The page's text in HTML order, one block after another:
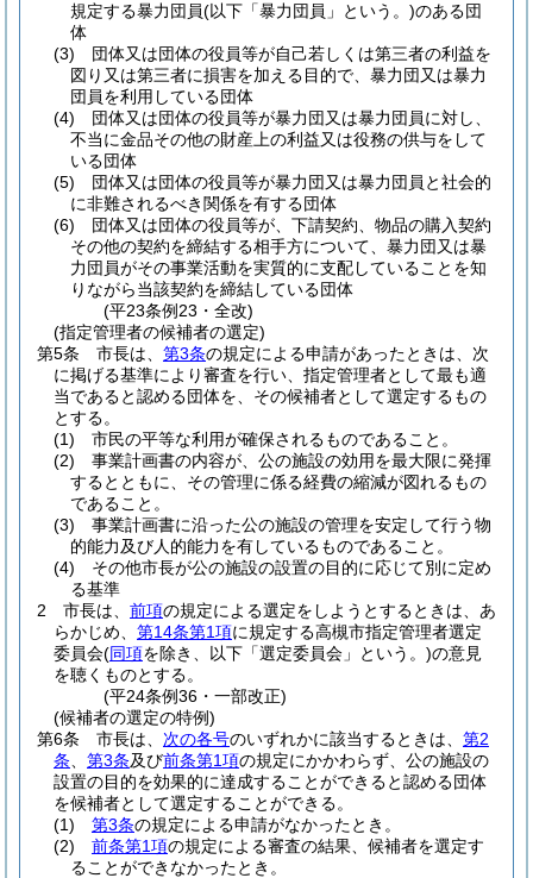
規定する暴力団員(以下「暴力団員」という。)のある団
体
(3)
団体又は団体の役員等が自己若しくは第三者の利益を
図り又は第三者に損害を加える目的で、暴力団又は暴力
団員を利用している団体
(4)
団体又は団体の役員等が暴力団又は暴力団員に対し、
不当に金品その他の財産上の利益又は役務の供与をして
いる団体
(5)
団体又は団体の役員等が暴力団又は暴力団員と社会的
に非難されるべき関係を有する団体
(6)
団体又は団体の役員等が、下請契約、物品の購入契約
その他の契約を締結する相手方について、暴力団又は暴
力団員がその事業活動を実質的に支配していることを知
りながら当該契約を締結している団体
(平23条例23・全改)
(指定管理者の候補者の選定)
第5条
市長は、 第3条の規定による申請があったときは、次
に掲げる基準により審査を行い、指定管理者として最も適
当であると認める団体を、その候補者として選定するもの
とする。
(1)
市民の平等な利用が確保されるものであること。
(2)
事業計画書の内容が、公の施設の効用を最大限に発揮
するとともに、その管理に係る経費の縮減が図れるもの
であること。
(3)
事業計画書に沿った公の施設の管理を安定して行う物
的能力及び人的能力を有しているものであること。
(4)
その他市長が公の施設の設置の目的に応じて別に定め
る基準
2
市長は、 前項の規定による選定をしようとするときは、あ
らかじめ、 第14条第1項に規定する高槻市指定管理者選定
委員会(同項を除き、以下「選定委員会」という。)の意見
を聴くものとする。
(平24条例36・一部改正)
(候補者の選定の特例)
第6条
市長は、 次の各号のいずれかに該当するときは、 第2
条
第3条及び前条第1項の規定にかかわらず、公の施設の
設置の目的を効果的に達成することができると認める団体
を候補者として選定することができる。
(1)
第3条の規定による申請がなかったとき。
(2)
前条第1項の規定による審査の結果、候補者を選定す
ることができなかったとき。